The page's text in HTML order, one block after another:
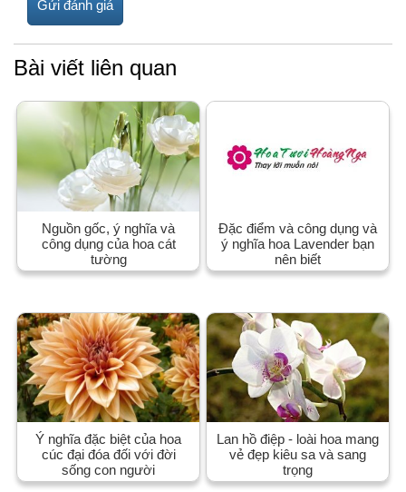
Bài viết liên quan
Nguồn gốc, ý nghĩa và
công dụng của hoa cát
tường
Đặc điểm và công dụng và
ý nghĩa hoa Lavender bạn
nên biết
Ý nghĩa đặc biệt của hoa
cúc đại đóa đối với đời
sống con người
Lan hồ điệp - loài hoa mang
vẻ đẹp kiêu sa và sang
trọng